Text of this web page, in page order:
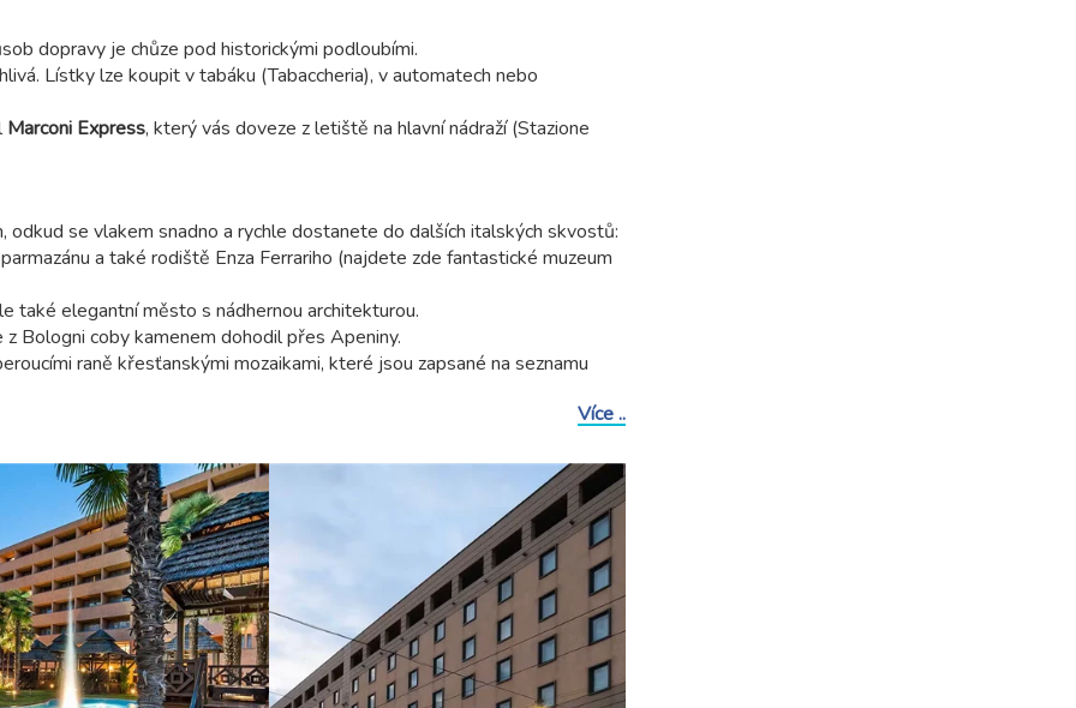
dopravy je chůze pod historickými podloubími.
Lístky lze koupit v tabáku (Tabaccheria), v automatech nebo
Marconi Express, který vás doveze z letiště na hlavní nádraží (Stazione
se vlakem snadno a rychle dostanete do dalších italských skvostů:
a také rodiště Enza Ferrariho (najdete zde fantastické muzeum
také elegantní město s nádhernou architekturou.
z Bologni coby kamenem dohodil přes Apeniny.
raně křesťanskými mozaikami, které jsou zapsané na seznamu
Více ..